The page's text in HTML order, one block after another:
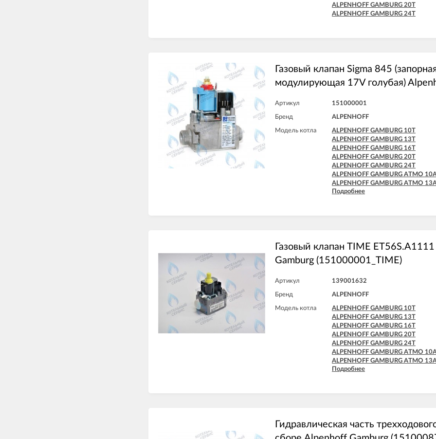
ALPENHOFF GAMBURG 20T
ALPENHOFF GAMBURG 24T
Газовый клапан Sigma 845
модулирующая 17V голубая)
Артикул 151000001
Бренд ALPENHOFF
Модель котла
ALPENHOFF GAMBURG 10T
ALPENHOFF GAMBURG 13T
ALPENHOFF GAMBURG 16T
ALPENHOFF GAMBURG 20T
ALPENHOFF GAMBURG 24T
ALPENHOFF GAMBURG ATMO
ALPENHOFF GAMBURG ATMO
ALPENHOFF GAMBURG ATMO 16A
Подробнее
Газовый клапан TIME
Gamburg (151000001_TIME)
Артикул 139001632
Бренд ALPENHOFF
Модель котла
ALPENHOFF GAMBURG 10T
ALPENHOFF GAMBURG 13T
ALPENHOFF GAMBURG 16T
ALPENHOFF GAMBURG 20T
ALPENHOFF GAMBURG 24T
ALPENHOFF GAMBURG ATMO
ALPENHOFF GAMBURG ATMO
ALPENHOFF GAMBURG ATMO 16A
Подробнее
Гидравлическая часть